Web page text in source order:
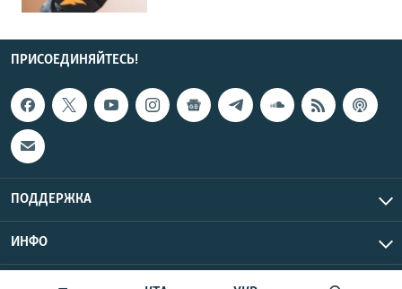
ПРИСОЕДИНЯЙТЕСЬ!
ПОДДЕРЖКА
ИНФО